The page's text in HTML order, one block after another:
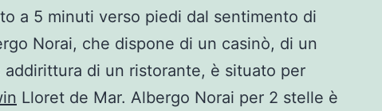
a 5 minuti verso piedi dal sentimento di
Norai, che dispone di un casinò, di un
addirittura di un ristorante, è situato per
Lloret de Mar. Albergo Norai per 2 stelle è